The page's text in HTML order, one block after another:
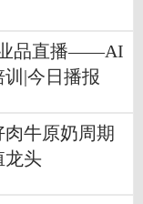
业品直播——AI
|今日播报
牛原奶周期
龙头